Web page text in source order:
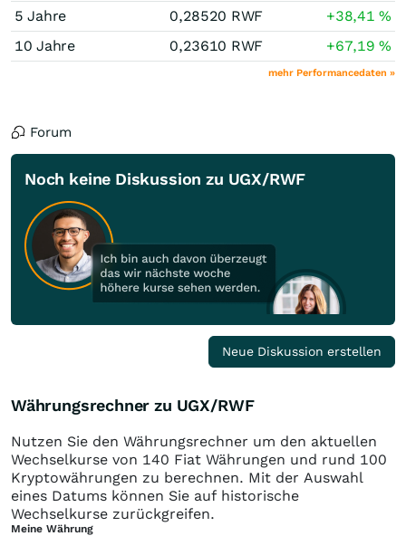
5 Jahre 0,28520 RWF +38,41%
10 Jahre
0,23610 RWF +67,19%
mehr Performancedaten »
Forum
Noch keine Diskussion zu UGX/RWF
Neue Diskussion erstellen
Währungsrechner zu UGX/RWF
Nutzen Sie den Währungsrechner um den aktuellen
Wechselkurse von 140 Fiat Währungen und rund 100
Kryptowährungen zu berechnen. Mit der Auswahl
eines Datums können Sie auf historische
Wechselkurse zurückgreifen.
Meine Währung